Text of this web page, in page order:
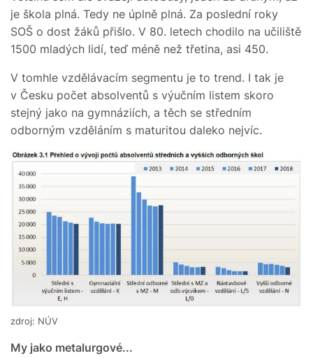
je škola plná. Tedy ne úplně plná. Za poslední roky
SOŠ o dost žáků přišlo. V 80. letech chodilo na učiliště
1500 mladých lidí, teď méně než třetina, asi 450.
V tomhle vzdělávacím segmentu je to trend. I tak je
v Česku počet absolventů s výučním listem skoro
stejný jako na gymnáziích, a těch se středním
odborným vzděláním s maturitou daleko nejvíc.
zdroj: NÚV
My jako metalurgové...